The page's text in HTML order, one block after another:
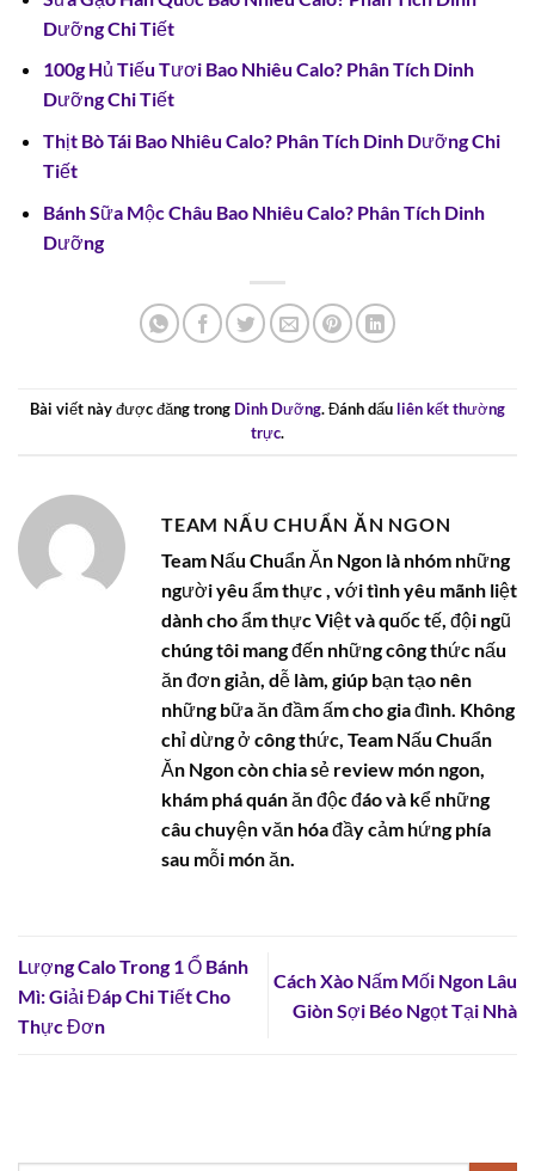
Dưỡng Chi Tiết
100g Hủ Tiếu Tươi Bao Nhiêu Calo? Phân Tích Dinh
Dưỡng Chi Tiết
Thịt Bò Tái Bao Nhiêu Calo? Phân Tích Dinh Dưỡng Chi
Tiết
Bánh Sữa Mộc Châu Bao Nhiêu Calo? Phân Tích Dinh
Dưỡng
Bài viết này được đăng trong Dinh Dưỡng. Đánh dấu liên kết thường
trực.
TEAM NẤU CHUẨN ĂN NGON
Team Nấu Chuẩn Ăn Ngon là nhóm những
người yêu ẩm thực , với tình yêu mãnh liệt
dành cho ẩm thực Việt và quốc tế, đội ngũ
chúng tôi mang đến những công thức nấu
ăn đơn giản, dễ làm, giúp bạn tạo nên
những bữa ăn đầm ấm cho gia đình. Không
chỉ dừng ở công thức, Team Nấu Chuẩn
Ăn Ngon còn chia sẻ review món ngon,
khám phá quán ăn độc đáo và kể những
câu chuyện văn hóa đầy cảm hứng phía
sau mỗi món ăn.
Lượng Calo Trong 1 Ổ Bánh
Mì: Giải Đáp Chi Tiết Cho
Thực Đơn
Cách Xào Nấm Mối Ngon Lâu
Giòn Sợi Béo Ngọt Tại Nhà